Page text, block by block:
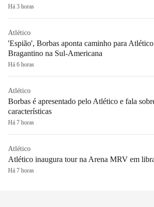
Há 3 horas
Atlético
'Espião', Borbas aponta caminho para
Bragantino na Sul-Americana
Há 6 horas
Atlético
Borbas é apresentado pelo Atlético e fala
características
Há 7 horas
Atlético
Atlético inaugura tour na Arena MRV em
Há 7 horas